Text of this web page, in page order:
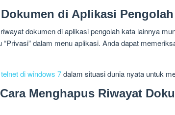
di Aplikasi
dokumen di aplikasi pengolah kata lainnya
“Privasi” dalam menu aplikasi. Anda dapat
di windows 7dalam situasi dunia nyata untuk
Menghapus Riwayat